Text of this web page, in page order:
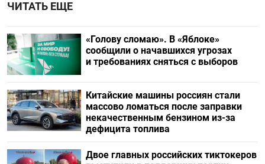
ЧИТАТЬ ЕЩЕ
«Голову сломаю». В «Яблоке»
сообщили о начавшихся угрозах
и требованиях сняться с выборов
Китайские машины россиян стали
массово ломаться после заправки
некачественным бензином из-за
дефицита топлива
Двое главных российских тиктокеров